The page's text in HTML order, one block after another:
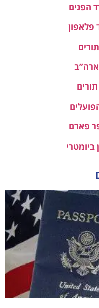
הפנים
פלאפון
פארם
ביומטרי